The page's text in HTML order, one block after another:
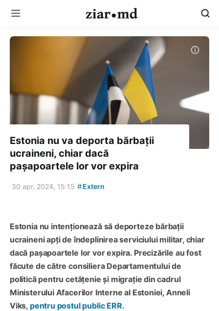
Estonia nu va deporta bărbații
ucraineni, chiar dacă
pașapoartele lor vor expira
30 apr. 2024, 15:15 #Extern
Estonia nu intenționează să deporteze bărbații
ucraineni apți de îndeplinirea serviciului militar, chiar
dacă pașapoartele lor vor expira. Precizările au fost
făcute de către consiliera Departamentului de
politică pentru cetățenie și migrație din cadrul
Ministerului Afacerilor Interne al Estoniei, Anneli
Viks, pentru postul public ERR.